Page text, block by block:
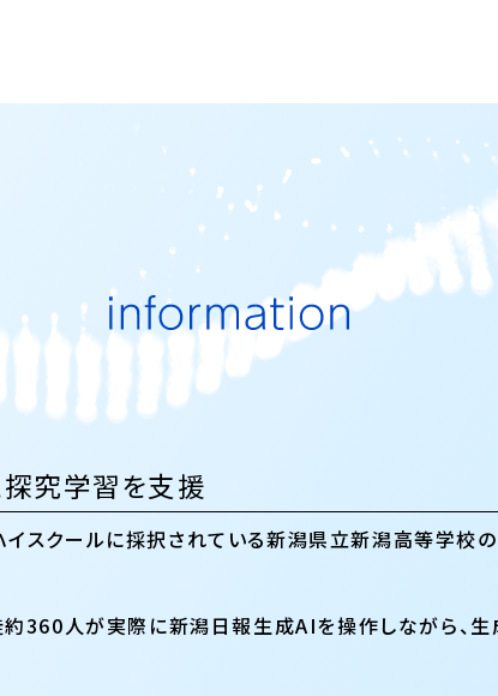
究学習を支援
スクールに採択されている新潟県立新潟高等学校
360人が実際に新潟日報生成AIを操作しながら、